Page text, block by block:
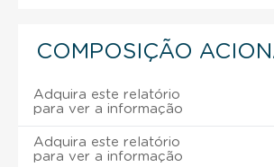
COMPOSIÇÃO
Adquira este relatório
para ver a informação
Adquira este relatório
para ver a informação